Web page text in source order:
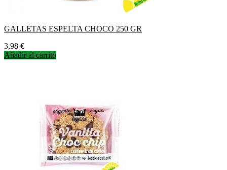
GALLETAS ESPELTA CHOCO 250 GR
Precio
3,98 €
Añadir al carrito